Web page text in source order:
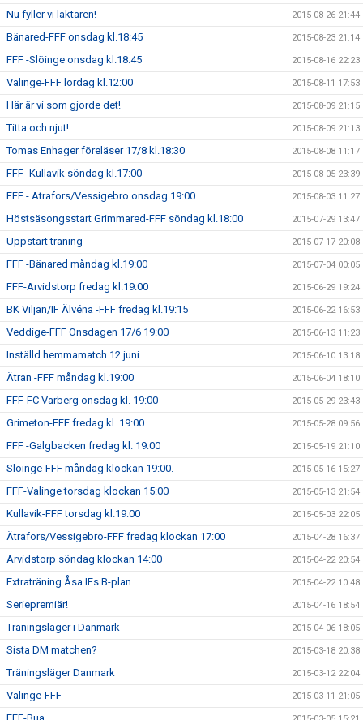
Nu fyller vi läktaren! 2015-08-26 21:44
Bänared-FFF onsdag kl.18:45 2015-08-23 21:14
FFF -Slöinge onsdag kl.18:45 2015-08-16 22:23
Valinge-FFF lördag kl.12:00 2015-08-11 17:53
Här är vi som gjorde det! 2015-08-09 21:15
Titta och njut! 2015-08-09 21:13
Tomas Enhager föreläser 17/8 kl.18:30 2015-08-08 11:17
FFF -Kullavik söndag kl.17:00 2015-08-05 23:39
FFF - Ätrafors/Vessigebro onsdag 19:00 2015-08-03 11:27
Höstsäsongsstart Grimmared-FFF söndag kl.18:00 2015-07-29 13:47
Uppstart träning 2015-07-17 20:08
FFF -Bänared måndag kl.19:00 2015-07-04 00:05
FFF-Arvidstorp fredag kl.19:00 2015-06-29 19:24
BK Viljan/IF Älvéna -FFF fredag kl.19:15 2015-06-22 16:53
Veddige-FFF Onsdagen 17/6 19:00 2015-06-13 11:23
Inställd hemmamatch 12 juni 2015-06-10 13:18
Ätran -FFF måndag kl.19:00 2015-06-04 18:10
FFF-FC Varberg onsdag kl. 19:00 2015-05-29 23:43
Grimeton-FFF fredag kl. 19:00. 2015-05-28 09:56
FFF -Galgbacken fredag kl. 19:00 2015-05-19 21:10
Slöinge-FFF måndag klockan 19:00. 2015-05-16 15:27
FFF-Valinge torsdag klockan 15:00 2015-05-13 21:54
Kullavik-FFF torsdag kl.19:00 2015-05-03 22:05
Ätrafors/Vessigebro-FFF fredag klockan 17:00 2015-04-28 16:37
Arvidstorp söndag klockan 14:00 2015-04-22 20:54
Extraträning Åsa IFs B-plan 2015-04-22 10:48
Seriepremiär! 2015-04-16 18:54
Träningsläger i Danmark 2015-04-06 18:05
Sista DM matchen? 2015-03-18 20:38
Träningsläger Danmark 2015-03-12 22:04
Valinge-FFF 2015-03-11 21:05